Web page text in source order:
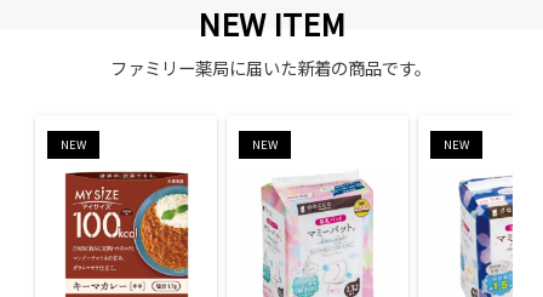
NEW ITEM
ファミリー薬局に届いた新着の商品です。
NEW NEW NEW